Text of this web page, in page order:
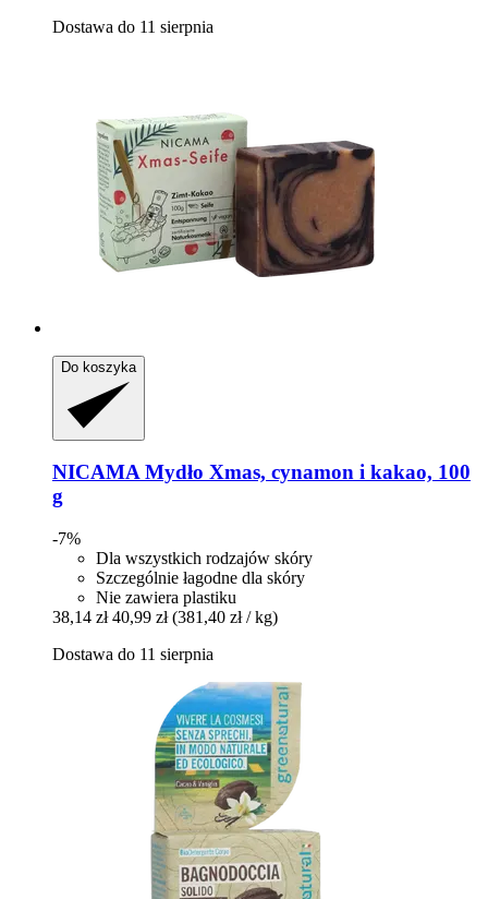
Dostawa do 11 sierpnia
Do koszyka
NICAMAMydło Xmas, cynamon i kakao, 100
g
-7%
Dla wszystkich rodzajów skóry
Szczególnie łagodne dla skóry
Nie zawiera plastiku
38,14 zł 40,99 zł (381,40 zł / kg)
Dostawa do 11 sierpnia